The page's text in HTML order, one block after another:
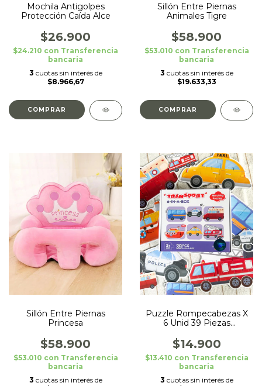
Mochila Antigolpes
Protección Caída Alce
$26.900
$24.210 con Transferencia
bancaria
3 cuotas sin interés de
$8.966,67
Sillón Entre Piernas
Animales Tigre
$58.900
$53.010 con Transferencia
bancaria
3 cuotas sin interés de
$19.633,33
Sillón Entre Piernas
Princesa
$58.900
$53.010 con Transferencia
bancaria
3 cuotas sin interés de
Puzzle Rompecabezas X
6 Unid 39 Piezas
$14.900
$13.410 con Transferencia
bancaria
3 cuotas sin interés de